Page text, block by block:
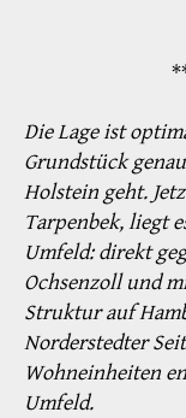
Die Lage ist
Grundstück
Holstein geht.
Tarpenbek, liegt
Umfeld: direkt
Ochsenzoll und
Struktur auf
Norderstedter
Wohneinheiten
Umfeld.